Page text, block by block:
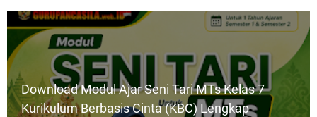
Download Modul Ajar Seni Tari MTs Kelas 7
Kurikulum Berbasis Cinta (KBC) Lengkap